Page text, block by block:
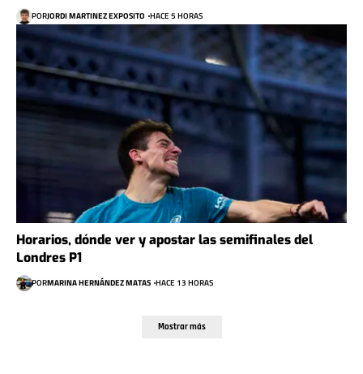
PORJORDI MARTINEZ EXPOSITO HACE 5 HORAS
Horarios, dónde ver y apostar las semifinales del
Londres P1
PORMARINA HERNÁNDEZ MATAS HACE 13 HORAS
Mostrar más